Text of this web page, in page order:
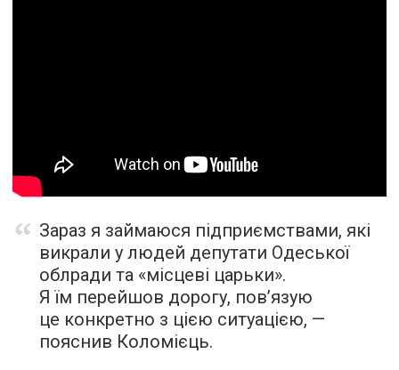
Зараз я займаюся підприємствами, які
викрали у людей депутати Одеської
облради та «місцеві царьки».
Я їм перейшов дорогу, пов’язую
це конкретно з цією ситуацією, —
пояснив Коломієць.